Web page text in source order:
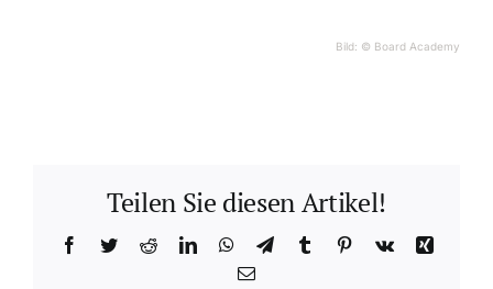
Bild: © Board Academy
Teilen Sie diesen Artikel!
Facebook
TwitterRedditLinkedInWhatsApp
TelegramTumblrPinterest
Vk
Xing
E-